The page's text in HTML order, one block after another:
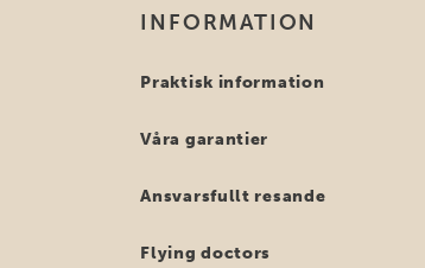
INFORMATION
Praktisk information
Våra garantier
Ansvarsfullt resande
Flying doctors